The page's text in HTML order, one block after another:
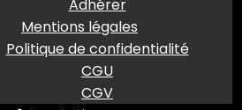
Adhérer
Mentions légales
Politique de confidentialité
CGU
CGV